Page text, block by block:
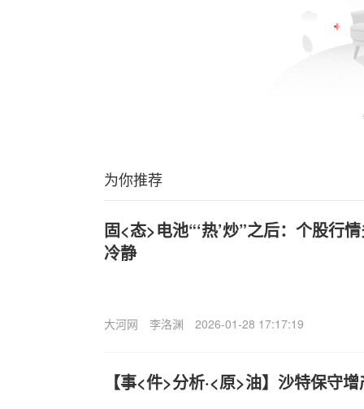
为你推荐
固<态>电池“‘热’炒”之后：个股行
冷静
大河网 李洛渊 2026-01-28 17:17:19
【事<件>分析·<原>油】沙特保守